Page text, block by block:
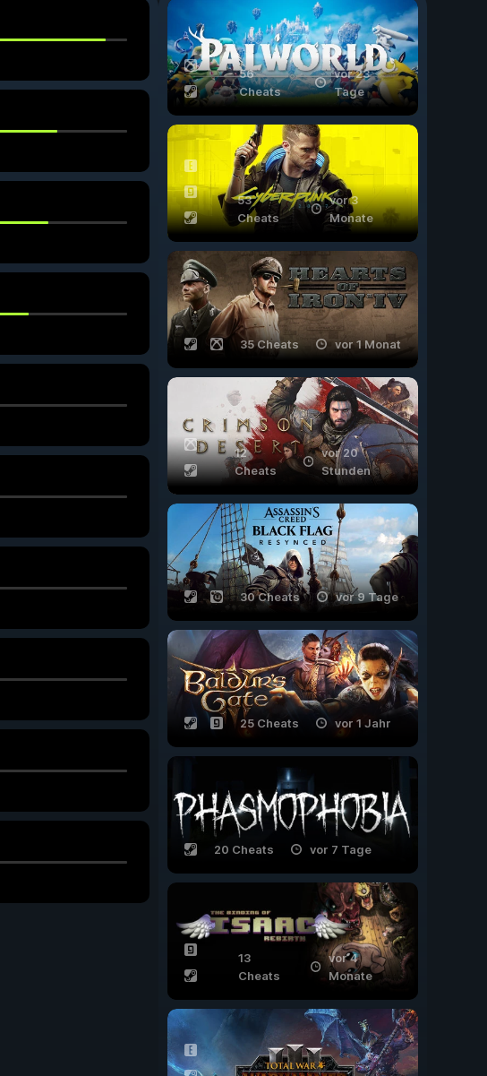
56
Cheats
vor 23
Tage
53
Cheats
vor 3
Monate
35 Cheats vor 1 Monat
12
Cheats
vor 20
Stunden
30 Cheats vor 9 Tage
25 Cheats vor 1 Jahr
20 Cheats vor 7 Tage
13
Cheats
vor 4
Monate